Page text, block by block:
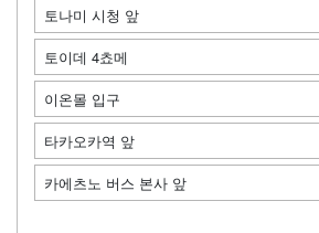
토나미 시청 앞
토이데 4쵸메
이온몰 입구
타카오카역 앞
카에츠노 버스 본사 앞